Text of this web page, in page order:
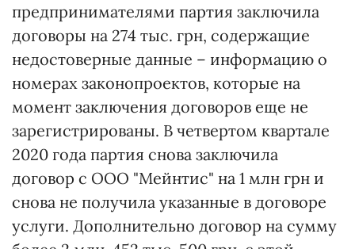
предпринимателями партия заключила
договоры на 274 тыс. грн, содержащие
недостоверные данные – информацию о
номерах законопроектов, которые на
момент заключения договоров еще не
зарегистрированы. В четвертом квартале
2020 года партия снова заключила
договор с ООО "Мейнтис" на 1 млн грн и
снова не получила указанные в договоре
услуги. Дополнительно договор на сумму